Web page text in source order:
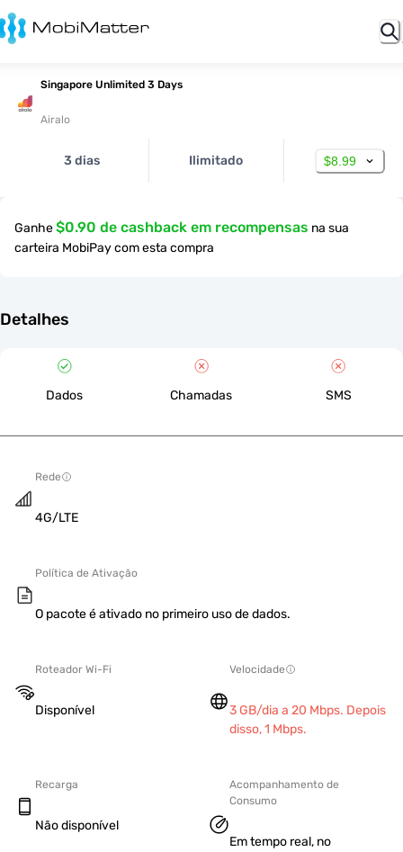
Singapore Unlimited 3 Days
Airalo
3 dias Ilimitado $8.99
Ganhe$0.90 de cashback em recompensas na sua
carteira MobiPay com esta compra
Detalhes
Dados Chamadas SMS
Rede
4G/LTE
Política de Ativação
O pacote é ativado no primeiro uso de dados.
Roteador Wi-Fi
Disponível
Velocidade
3 GB/dia a 20 Mbps. Depois
disso, 1 Mbps.
Recarga
Não disponível
Acompanhamento de
Consumo
Em tempo real, no